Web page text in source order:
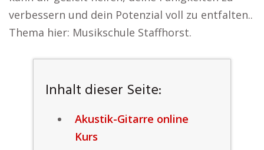
verbessern und dein Potenzial voll zu entfalten..
Thema hier: Musikschule Staffhorst.
Inhalt dieser Seite:
Akustik-Gitarre online
Kurs